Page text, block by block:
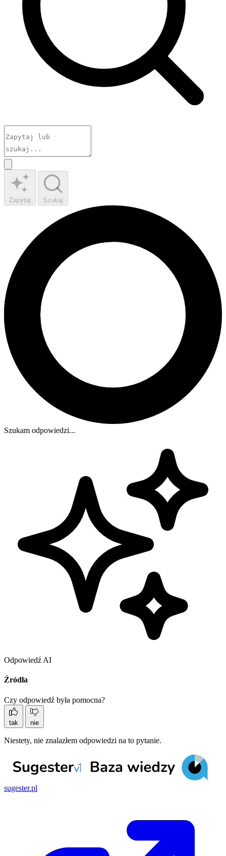
Zapytaj Szukaj
Szukam odpowiedzi...
Odpowiedź AI
Źródła
Czy odpowiedź była pomocna?
tak nie
Niestety, nie znalazłem odpowiedzi na to pytanie.
sugester.pl